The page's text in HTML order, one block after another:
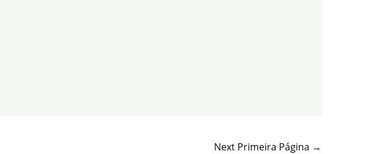
Next Primeira Página →